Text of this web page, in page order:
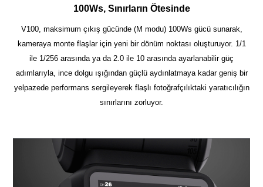
100Ws, Sınırların Ötesinde
V100, maksimum çıkış gücünde (M modu) 100Ws gücü sunarak,
kameraya monte flaşlar için yeni bir dönüm noktası oluşturuyor. 1/1
ile 1/256 arasında ya da 2.0 ile 10 arasında ayarlanabilir güç
adımlarıyla, ince dolgu ışığından güçlü aydınlatmaya kadar geniş bir
yelpazede performans sergileyerek flaşlı fotoğrafçılıktaki yaratıcılığın
sınırlarını zorluyor.